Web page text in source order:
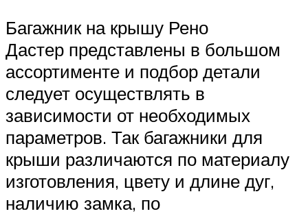
Багажник на крышу Рено
Дастер представлены в большом
ассортименте и подбор детали
следует осуществлять в
зависимости от необходимых
параметров. Так багажники для
крыши различаются по материалу
изготовления, цвету и длине дуг,
наличию замка, по